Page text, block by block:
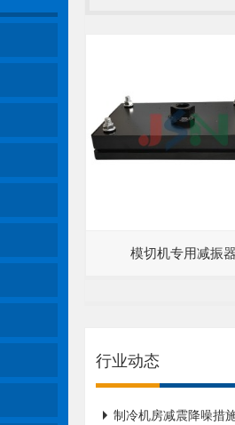
模切机专用减振
行业动态
制冷机房减震降噪措